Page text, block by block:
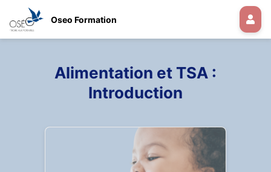
Oseo Formation
Alimentation et TSA :
Introduction